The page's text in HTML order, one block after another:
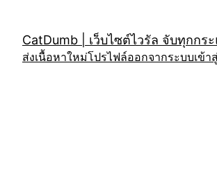
content
CatDumb | เว็บไซต์ไวรัล จับทุกกร
ส่งเนื้อหาใหม่โปรไฟล์ออกจากระบบเข้า